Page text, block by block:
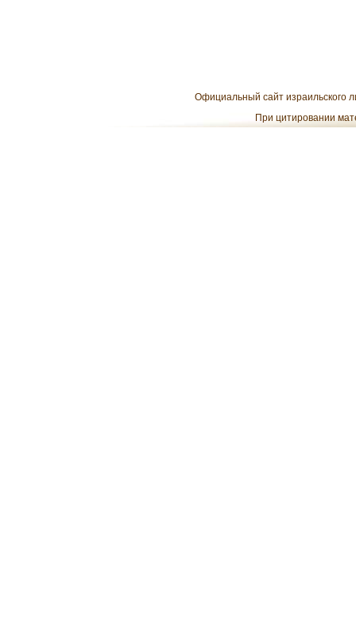
Официальный сайт израильского
При цитировании